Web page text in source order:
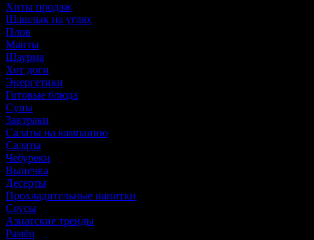
Хиты продаж
Шашлык на углях
Плов
Манты
Шаурма
Хот доги
Энергетики
Готовые блюда
Супы
Завтраки
Салаты на компанию
Салаты
Чебуреки
Выпечка
Десерты
Прохладительные напитки
Соусы
Азиатские тренды
Рамён